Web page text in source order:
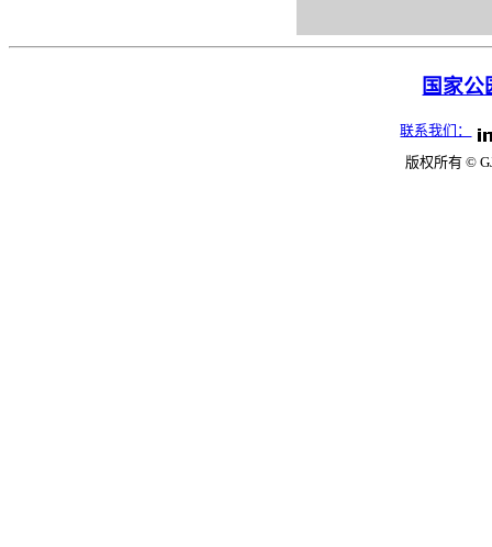
国家
联系我们：
版权所有 ©